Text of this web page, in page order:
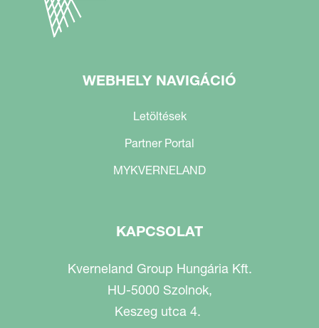
WEBHELY NAVIGÁCIÓ
Letöltések
Partner Portal
MYKVERNELAND
KAPCSOLAT
Kverneland Group Hungária Kft.
HU-5000 Szolnok,
Keszeg utca 4.